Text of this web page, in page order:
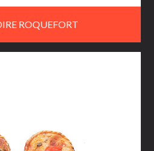
ROQUEFORT